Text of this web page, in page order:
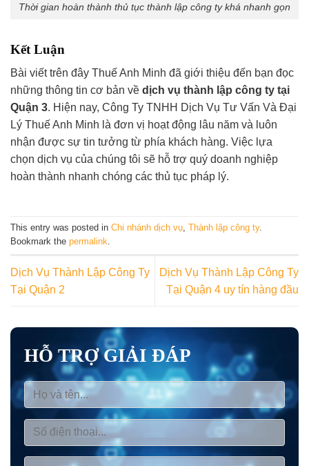
Thời gian hoàn thành thủ tục thành lập công ty khá nhanh gọn
Kết Luận
Bài viết trên đây Thuế Anh Minh đã giới thiệu đến bạn đọc
những thông tin cơ bản về dịch vụ thành lập công ty tại
Quận 3. Hiện nay, Công Ty TNHH Dịch Vụ Tư Vấn Và Đại
Lý Thuế Anh Minh là đơn vị hoạt động lâu năm và luôn
nhận được sự tin tưởng từ phía khách hàng. Việc lựa
chọn dịch vụ của chúng tôi sẽ hỗ trợ quý doanh nghiệp
hoàn thành nhanh chóng các thủ tục pháp lý.
This entry was posted in Chi nhánh dịch vụ, Thành lập công ty.
Bookmark the permalink.
Dịch Vụ Thành Lập Công Ty
Tại Quận 2
Dịch Vụ Thành Lập Công Ty
Tại Quận 4 uy tín hàng đầu
HỖ TRỢ GIẢI ĐÁP